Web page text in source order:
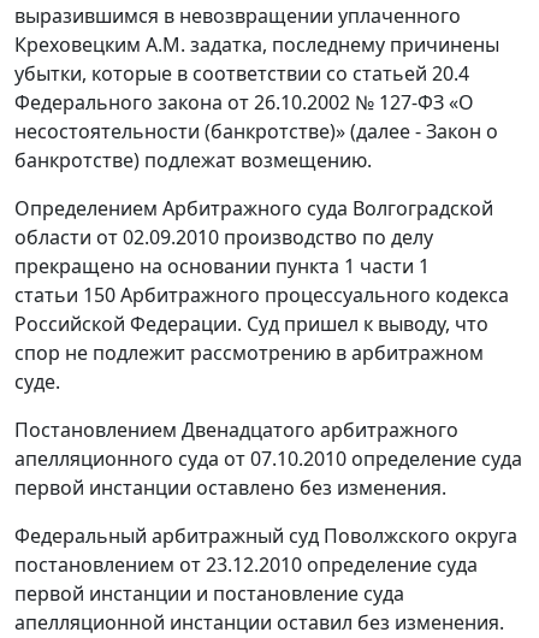
выразившимся в невозвращении уплаченного
Креховецким А.М. задатка, последнему причинены
убытки, которые в соответствии со статьей 20.4
Федерального закона от 26.10.2002 № 127-ФЗ «О
несостоятельности (банкротстве)» (далее - Закон о
банкротстве) подлежат возмещению.
Определением Арбитражного суда Волгоградской
области от 02.09.2010 производство по делу
прекращено на основании пункта 1 части 1
статьи 150 Арбитражного процессуального кодекса
Российской Федерации. Суд пришел к выводу, что
спор не подлежит рассмотрению в арбитражном
суде.
Постановлением Двенадцатого арбитражного
апелляционного суда от 07.10.2010 определение суда
первой инстанции оставлено без изменения.
Федеральный арбитражный суд Поволжского округа
постановлением от 23.12.2010 определение суда
первой инстанции и постановление суда
апелляционной инстанции оставил без изменения.